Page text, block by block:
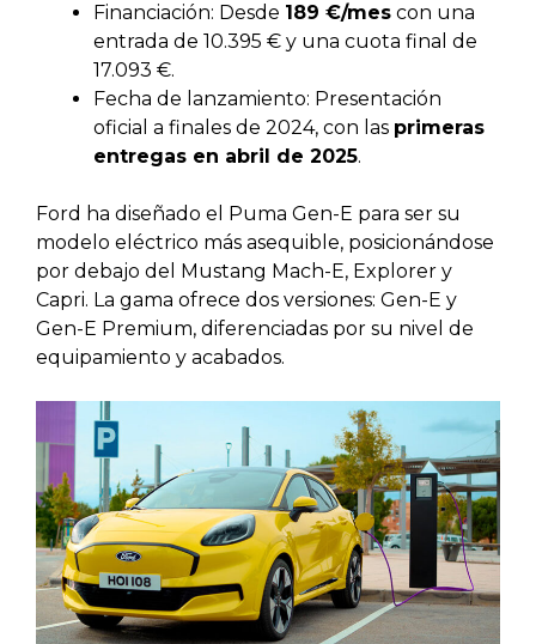
Financiación: Desde 189 €/mes con una
entrada de 10.395 € y una cuota final de
17.093 €.
Fecha de lanzamiento: Presentación
oficial a finales de 2024, con las primeras
entregas en abril de 2025.
Ford ha diseñado el Puma Gen-E para ser su
modelo eléctrico más asequible, posicionándose
por debajo del Mustang Mach-E, Explorer y
Capri. La gama ofrece dos versiones: Gen-E y
Gen-E Premium, diferenciadas por su nivel de
equipamiento y acabados.